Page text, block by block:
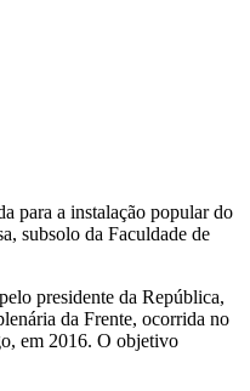
para a instalação popular do
subsolo da Faculdade de
presidente da República,
da Frente, ocorrida no
em 2016. O objetivo